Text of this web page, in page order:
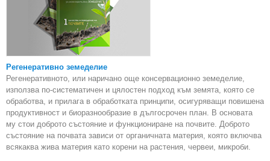
Регенеративно земеделие
Регенеративното, или наричано още консервационно земеделие,
използва по-систематичен и цялостен подход към земята, която се
обработва, и прилага в обработката принципи, осигуряващи повишена
продуктивност и биоразнообразие в дългосрочен план. В основата
му стои доброто състояние и функциониране на почвите. Доброто
състояние на почвата зависи от органичната материя, която включва
всякаква жива материя като корени на растения, червеи, микроби.